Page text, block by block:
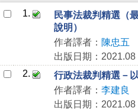
1.
民事法裁判精選（
說明）
作者譯者： 陳忠五
出版日期：2021.08
2.
行政法裁判精選－
作者譯者： 李建良
出版日期：2021.08